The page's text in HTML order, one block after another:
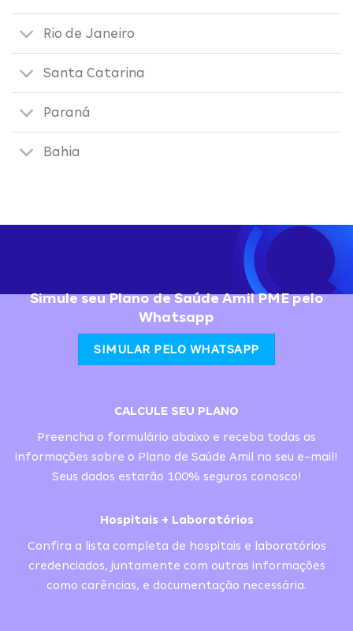
Rio de Janeiro
Santa Catarina
Paraná
Bahia
Simule seu Plano de Saúde Amil PME pelo
Whatsapp
SIMULAR PELO WHATSAPP
CALCULE SEU PLANO
Preencha o formulário abaixo e receba todas as
informações sobre o Plano de Saúde Amil no seu e-mail!
Seus dados estarão 100% seguros conosco!
Hospitais + Laboratórios
Confira a lista completa de hospitais e laboratórios
credenciados, juntamente com outras informações
como carências, e documentação necessária.